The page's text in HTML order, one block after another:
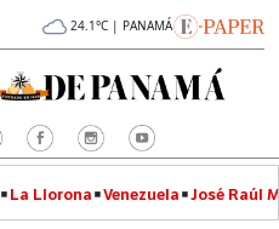
24.1°C | PANAMÁ
La Llorona Venezuela José Raúl